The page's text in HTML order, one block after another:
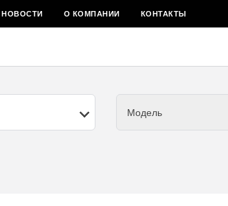
НОВОСТИ О КОМПАНИИ КОНТАКТЫ
Модель